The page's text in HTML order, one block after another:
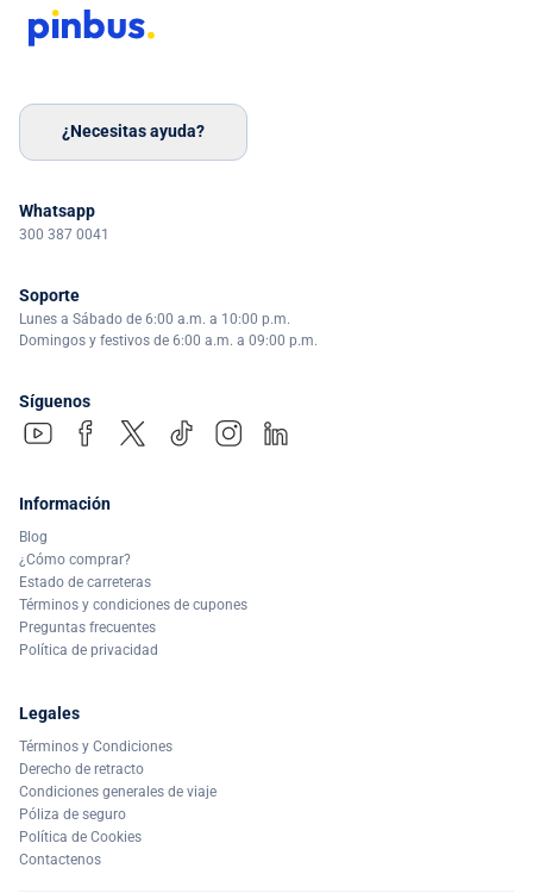
¿Necesitas ayuda?
Whatsapp
300 387 0041
Soporte
Lunes a Sábado de 6:00 a.m. a 10:00 p.m.
Domingos y festivos de 6:00 a.m. a 09:00 p.m.
Síguenos
Información
Blog
¿Cómo comprar?
Estado de carreteras
Términos y condiciones de cupones
Preguntas frecuentes
Política de privacidad
Legales
Términos y Condiciones
Derecho de retracto
Condiciones generales de viaje
Póliza de seguro
Política de Cookies
Contactenos